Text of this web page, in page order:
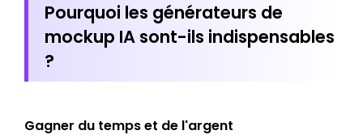
Pourquoi les générateurs de
mockup IA sont-ils indispensables
?
Gagner du temps et de l'argent